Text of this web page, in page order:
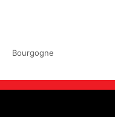
Bourgogne